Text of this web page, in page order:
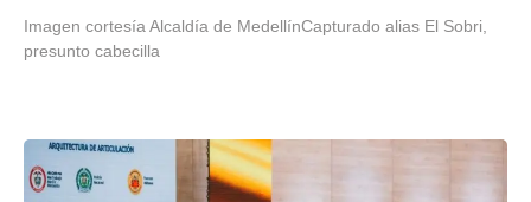
Imagen cortesía Alcaldía de MedellínCapturado alias El Sobri,
presunto cabecilla